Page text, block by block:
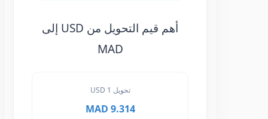
أهم قيم التحويل من USD إلى
MAD
تحويل 1 USD
9.314 MAD